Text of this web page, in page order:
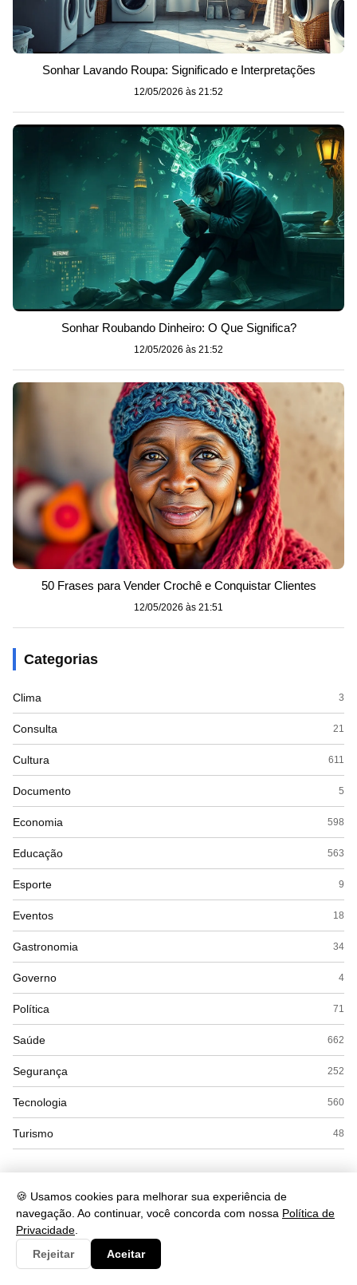
🍪 Usamos cookies para melhorar sua experiência de
navegação. Ao continuar, você concorda com nossa Política de
Privacidade
Rejeitar
Aceitar
Sonhar Lavando Roupa: Significado e Interpretações
12/05/2026 às 21:52
Sonhar Roubando Dinheiro: O Que Significa?
12/05/2026 às 21:52
50 Frases para Vender Crochê e Conquistar Clientes
12/05/2026 às 21:51
Categorias
Clima 3
Consulta 21
Cultura 611
Documento 5
Economia 598
Educação 563
Esporte 9
Eventos 18
Gastronomia 34
Governo 4
Política 71
Saúde 662
Segurança 252
Tecnologia 560
Turismo 48